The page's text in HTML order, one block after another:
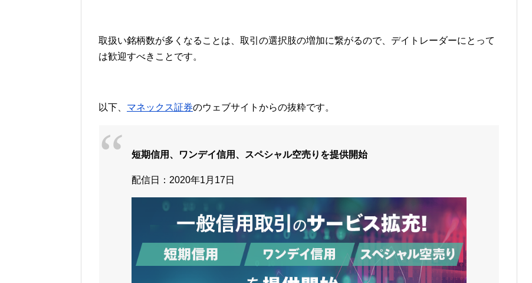
取扱い銘柄数が多くなることは、取引の選択肢の増加に繋がるので、デイトレーダーにとって
は歓迎すべきことです。
以下、 マネックス証券のウェブサイトからの抜粋です。
短期信用、ワンデイ信用、スペシャル空売りを提供開始
配信日：2020年1月17日